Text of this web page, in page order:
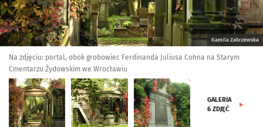
Kamila Zakrzewska
Na zdjęciu: portal, obok grobowiec Ferdinanda Juliusa Cohna na Starym
Cmentarzu Żydowskim we Wrocławiu
GALERIA
6 ZDJĘĆ